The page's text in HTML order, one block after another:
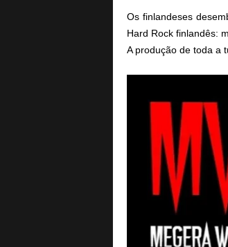
Os finlandeses
Hard Rock finlandês:
A produção de toda a